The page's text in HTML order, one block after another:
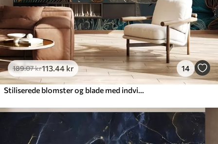
189.07kr113 .44 kr 14